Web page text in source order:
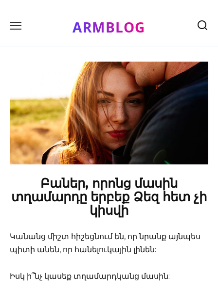
content
ARMBLOG
Բաներ, որոնց մասին
տղամարդը երբեք Ձեզ հետ չի
կիսվի
Կանանց միշտ հիշեցնում են, որ նրանք այնպես
պիտի անեն, որ հանելուկային լինեն:
Իսկ ի՞նչ կասեք տղամարդկանց մասին: